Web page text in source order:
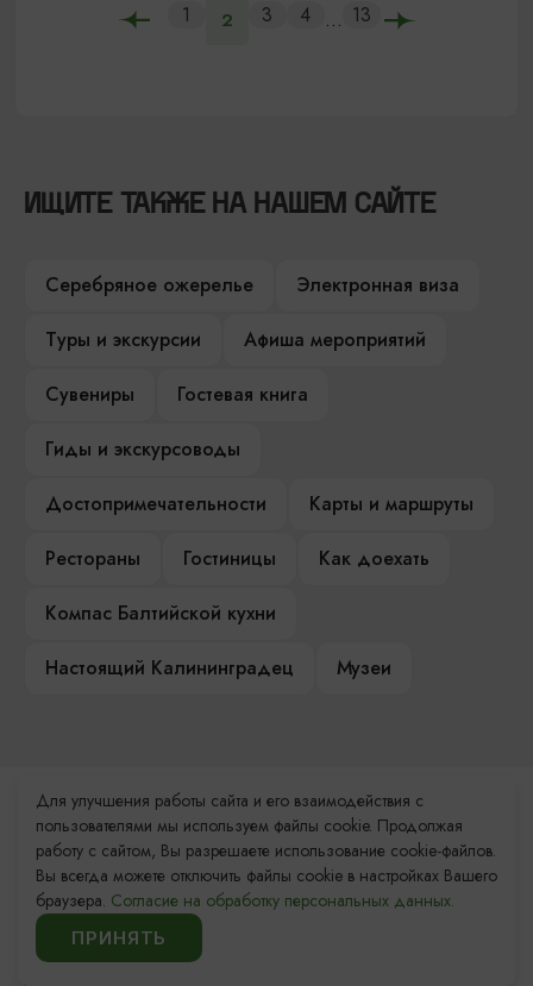
1 2 3 4 ... 13
ИЩИТЕ ТАКЖЕ НА НАШЕМ САЙТЕ
Серебряное ожерелье
Электронная виза
Туры и экскурсии
Афиша мероприятий
Сувениры
Гостевая книга
Гиды и экскурсоводы
Достопримечательности
Карты и маршруты
Рестораны
Гостиницы
Как доехать
Компас Балтийской кухни
Настоящий Калининградец
Музеи
Контакты Туристского
информационного центра
+7 (4012) 555-200
8 (800) 200-55-39
Для улучшения работы сайта и его взаимодействия с
пользователями мы используем файлы cookie. Продолжая
работу с сайтом, Вы разрешаете использование cookie-файлов.
Вы всегда можете отключить файлы cookie в настройках Вашего
браузера. Согласие на обработку персональных данных.
ПРИНЯТЬ